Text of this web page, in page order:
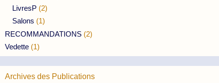
LivresP (2)
Salons (1)
RECOMMANDATIONS (2)
Vedette (1)
Archives des Publications